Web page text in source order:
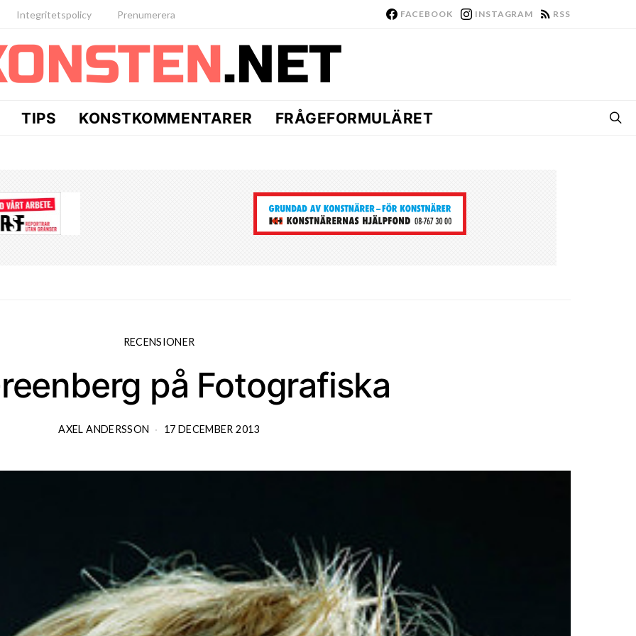
Integritetspolicy Prenumerera FACEBOOK INSTAGRAM RSS
TIPS KONSTKOMMENTARER FRÅGEFORMULÄRET
RECENSIONER
på Fotografiska
AXEL ANDERSSON 17 DECEMBER 2013